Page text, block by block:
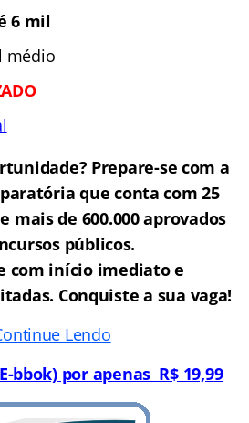
6 mil
médio
Prepare-se com a
que conta com 25
mais de 600.000 aprovados
públicos.
com início imediato e
Conquiste a sua vaga!
bbok) por apenas R$ 19,99